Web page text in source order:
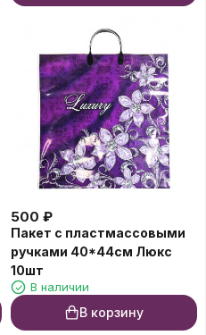
500 ₽
Пакет с пластмассовыми
ручками 40*44см Люкс
10шт
В наличии
В корзину